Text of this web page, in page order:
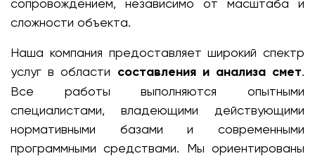
сопровождением, независимо от масштаба и
сложности объекта.
Наша компания предоставляет широкий спектр
услуг в области составления и анализа смет.
Все работы выполняются опытными
специалистами, владеющими действующими
нормативными базами и современными
программными средствами. Мы ориентированы